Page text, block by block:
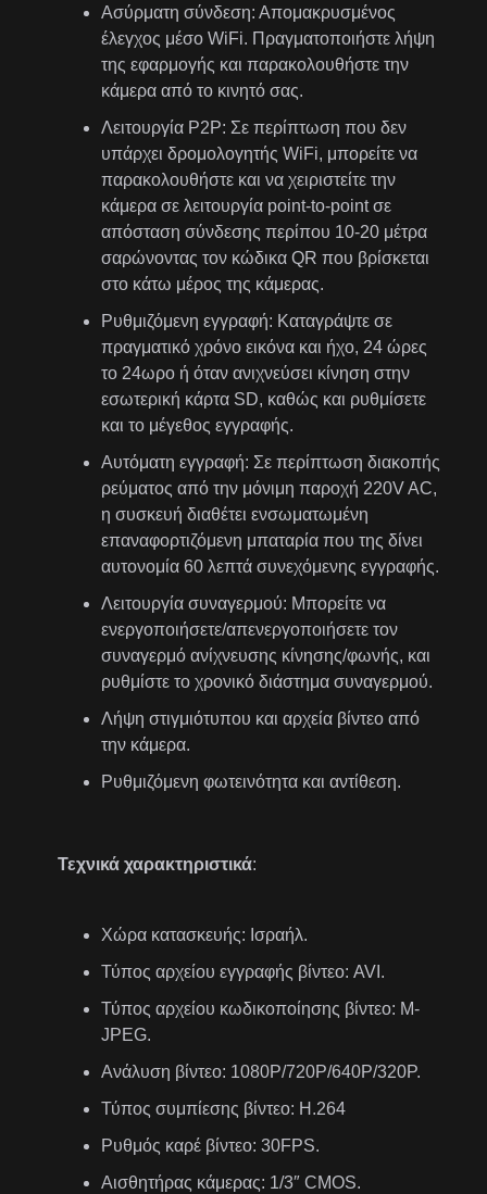
Ασύρματη σύνδεση: Απομακρυσμένος
έλεγχος μέσο WiFi. Πραγματοποιήστε λήψη
της εφαρμογής και παρακολουθήστε την
κάμερα από το κινητό σας.
Λειτουργία P2P: Σε περίπτωση που δεν
υπάρχει δρομολογητής WiFi, μπορείτε να
παρακολουθήστε και να χειριστείτε την
κάμερα σε λειτουργία point-to-point σε
απόσταση σύνδεσης περίπου 10-20 μέτρα
σαρώνοντας τον κώδικα QR που βρίσκεται
στο κάτω μέρος της κάμερας.
Ρυθμιζόμενη εγγραφή: Καταγράψτε σε
πραγματικό χρόνο εικόνα και ήχο, 24 ώρες
το 24ωρο ή όταν ανιχνεύσει κίνηση στην
εσωτερική κάρτα SD, καθώς και ρυθμίσετε
και το μέγεθος εγγραφής.
Αυτόματη εγγραφή: Σε περίπτωση διακοπής
ρεύματος από την μόνιμη παροχή 220V AC,
η συσκευή διαθέτει ενσωματωμένη
επαναφορτιζόμενη μπαταρία που της δίνει
αυτονομία 60 λεπτά συνεχόμενης εγγραφής.
Λειτουργία συναγερμού: Μπορείτε να
ενεργοποιήσετε/απενεργοποιήσετε τον
συναγερμό ανίχνευσης κίνησης/φωνής, και
ρυθμίστε το χρονικό διάστημα συναγερμού.
Λήψη στιγμιότυπου και αρχεία βίντεο από
την κάμερα.
Ρυθμιζόμενη φωτεινότητα και αντίθεση.
Τεχνικά χαρακτηριστικά:
Χώρα κατασκευής: Ισραήλ.
Τύπος αρχείου εγγραφής βίντεο: AVI.
Τύπος αρχείου κωδικοποίησης βίντεο: M-
JPEG.
Ανάλυση βίντεο: 1080P/720P/640P/320P.
Τύπος συμπίεσης βίντεο: H.264
Ρυθμός καρέ βίντεο: 30FPS.
Αισθητήρας κάμερας: 1/3″ CMOS.